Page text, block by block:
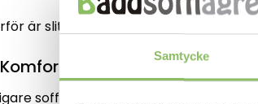
Samtycke
är slitstyrkan avgörande för hur
över tid
soffor kan kännas sköna i butik